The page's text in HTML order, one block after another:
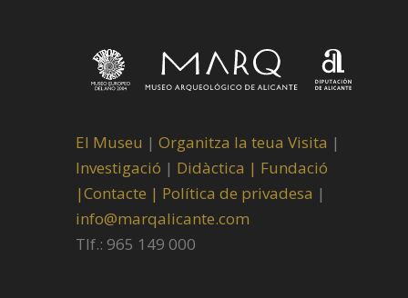
El Museu | Organitza la teua Visita |
Investigació | Didàctica | Fundació
|Contacte | Política de privadesa |
info@marqalicante.com
Tlf.: 965 149 000